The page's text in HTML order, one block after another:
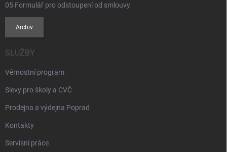
05 Formulář pro odstoupení od smlouvy
Archiv
SLUŽBY
Věrnostní program
Slevy pro školy a CVČ
Prodejna a výdejna Poprad
Kontakty
Servisní práce